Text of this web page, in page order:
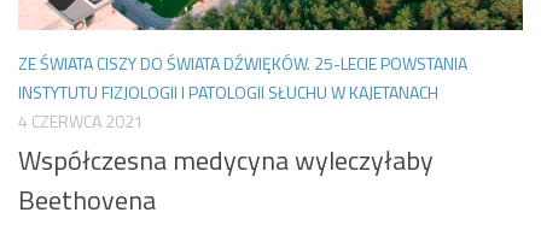
ZE ŚWIATA CISZY DO ŚWIATA DŹWIĘKÓW. 25-LECIE POWSTANIA
INSTYTUTU FIZJOLOGII I PATOLOGII SŁUCHU W KAJETANACH
4 CZERWCA 2021
Współczesna medycyna wyleczyłaby
Beethovena